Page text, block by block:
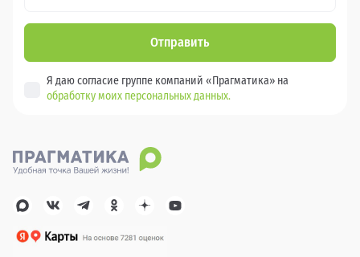
Отправить
Я даю согласие группе компаний «Прагматика» на
обработку моих персональных данных.